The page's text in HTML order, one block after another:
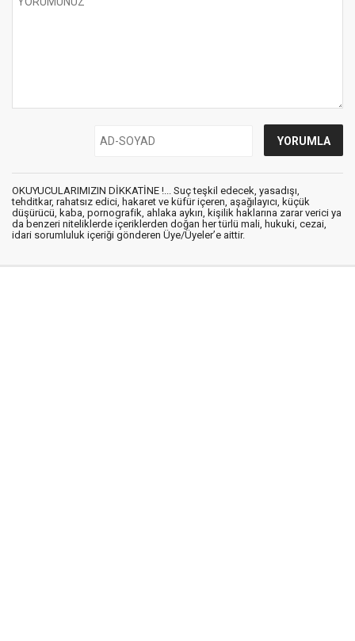
OKUYUCULARIMIZIN DİKKATİNE !... Suç teşkil edecek, yasadışı,
tehditkar, rahatsız edici, hakaret ve küfür içeren, aşağılayıcı, küçük
düşürücü, kaba, pornografik, ahlaka aykırı, kişilik haklarına zarar verici ya
da benzeri niteliklerde içeriklerden doğan her türlü mali, hukuki, cezai,
idari sorumluluk içeriği gönderen Üye/Üyeler’e aittir.